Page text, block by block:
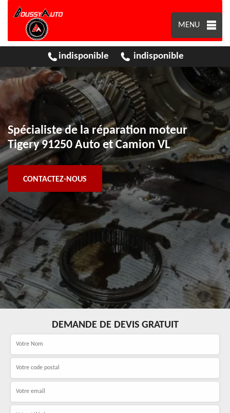
MENU
indisponible indisponible
Spécialiste de la réparation moteur
Tigery 91250 Auto et Camion VL
CONTACTEZ-NOUS
DEMANDE DE DEVIS GRATUIT